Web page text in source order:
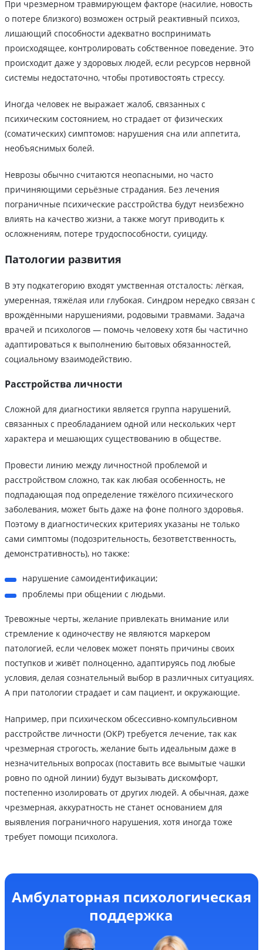
При чрезмерном травмирующем факторе (насилие, новость
о потере близкого) возможен острый реактивный психоз,
лишающий способности адекватно воспринимать
происходящее, контролировать собственное поведение. Это
происходит даже у здоровых людей, если ресурсов нервной
системы недостаточно, чтобы противостоять стрессу.
Иногда человек не выражает жалоб, связанных с
психическим состоянием, но страдает от физических
(соматических) симптомов: нарушения сна или аппетита,
необъяснимых болей.
Неврозы обычно считаются неопасными, но часто
причиняющими серьёзные страдания. Без лечения
пограничные психические расстройства будут неизбежно
влиять на качество жизни, а также могут приводить к
осложнениям, потере трудоспособности, суициду.
Патологии развития
В эту подкатегорию входят умственная отсталость: лёгкая,
умеренная, тяжёлая или глубокая. Синдром нередко связан с
врождёнными нарушениями, родовыми травмами. Задача
врачей и психологов — помочь человеку хотя бы частично
адаптироваться к выполнению бытовых обязанностей,
социальному взаимодействию.
Расстройства личности
Сложной для диагностики является группа нарушений,
связанных с преобладанием одной или нескольких черт
характера и мешающих существованию в обществе.
Провести линию между личностной проблемой и
расстройством сложно, так как любая особенность, не
подпадающая под определение тяжёлого психического
заболевания, может быть даже на фоне полного здоровья.
Поэтому в диагностических критериях указаны не только
сами симптомы (подозрительность, безответственность,
демонстративность), но также:
нарушение самоидентификации;
проблемы при общении с людьми.
Тревожные черты, желание привлекать внимание или
стремление к одиночеству не являются маркером
патологией, если человек может понять причины своих
поступков и живёт полноценно, адаптируясь под любые
условия, делая сознательный выбор в различных ситуациях.
А при патологии страдает и сам пациент, и окружающие.
Например, при психическом обсессивно-компульсивном
расстройстве личности (ОКР) требуется лечение, так как
чрезмерная строгость, желание быть идеальным даже в
незначительных вопросах (поставить все вымытые чашки
ровно по одной линии) будут вызывать дискомфорт,
постепенно изолировать от других людей. А обычная, даже
чрезмерная, аккуратность не станет основанием для
выявления пограничного нарушения, хотя иногда тоже
требует помощи психолога.
Амбулаторная психологическая
поддержка